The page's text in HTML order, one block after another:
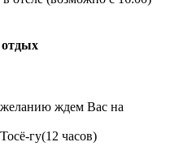
ждем Вас на
гу(12 часов)